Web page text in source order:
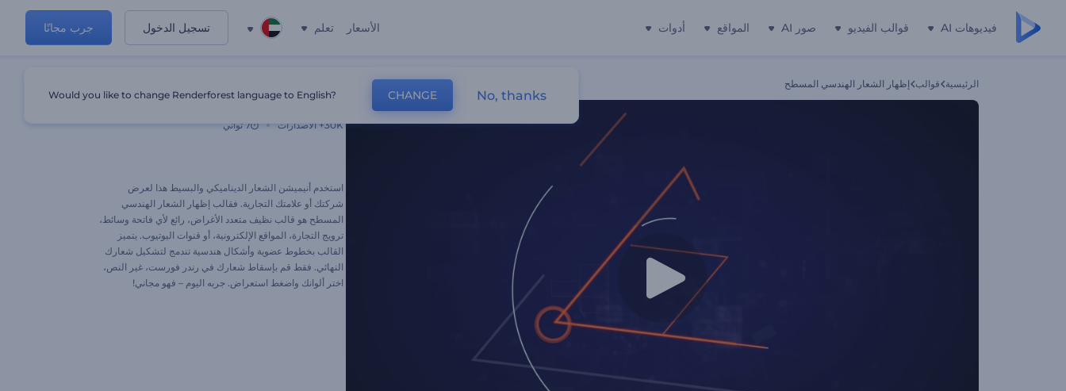
فيديوهات AI قوالب الفيديو صور AI المواقع أدوات الأسعار تعلم تسجيل الدخول جرب مجانًا
الرئيسية قوالب إظهار الشعار الهندسي المسطح
30K+ الاصدارات 7 ثواني
استخدم أنيميشن الشعار الديناميكي والبسيط هذا لعرض
شركتك أو علامتك التجارية. فقالب إظهار الشعار الهندسي
المسطح هو قالب نظيف متعدد الأغراض، رائع لأي فاتحة وسائط،
ترويج التجارة، المواقع الإلكترونية، أو قنوات اليوتيوب. يتميز
القالب بخطوط عضوية وأشكال هندسية تندمج لتشكيل شعارك
النهائي. فقط قم بإسقاط شعارك في رندر فورست، غير النص،
اختر ألوانك واضغط استعراض. جربه اليوم – فهو مجاني!
Would you like to change Renderforest language to English? CHANGE No, thanks